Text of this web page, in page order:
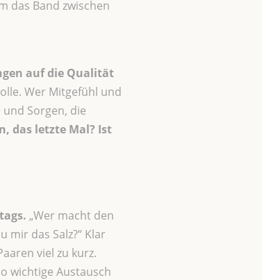
das Band zwischen
auf die Qualität
Wer Mitgefühl und
Sorgen, die
das letzte Mal? Ist
„Wer macht den
mir das Salz?“ Klar
viel zu kurz.
wichtige Austausch